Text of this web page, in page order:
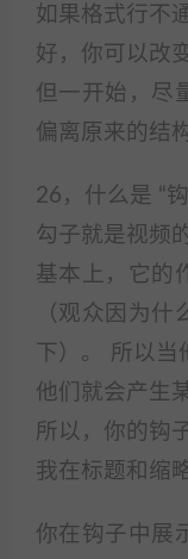
如果格式行不
好，你可以改
但一开始，尽
偏离原来的结
26，什么是 “钩
勾子就是视频
基本上，它的
（观众因为什
下）。 所以
他们就会产生
所以，你的钩
我在标题和缩
你在钩子中展